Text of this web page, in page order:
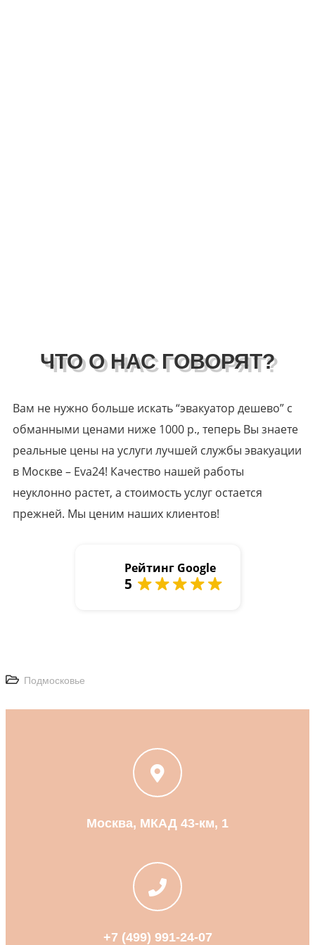
ЧТО О НАС ГОВОРЯТ?
Вам не нужно больше искать “эвакуатор дешево” с
обманными ценами ниже 1000 р., теперь Вы знаете
реальные цены на услуги лучшей службы эвакуации
в Москве – Eva24! Качество нашей работы
неуклонно растет, а стоимость услуг остается
прежней. Мы ценим наших клиентов!
Рейтинг Google
5
Подмосковье
Москва, МКАД 43-км, 1
+7 (499) 991-24-07